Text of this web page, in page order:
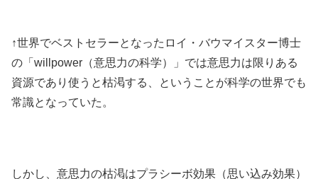
↑世界でベストセラーとなったロイ・バウマイスター博士
の「willpower（意思力の科学）」では意思力は限りある
資源であり使うと枯渇する、ということが科学の世界でも
常識となっていた。
しかし、意思力の枯渇はプラシーボ効果（思い込み効果）